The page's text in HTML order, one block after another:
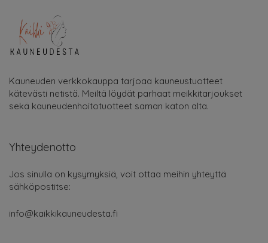
Kauneuden verkkokauppa tarjoaa kauneustuotteet
kätevästi netistä. Meiltä löydät parhaat meikkitarjoukset
sekä kauneudenhoitotuotteet saman katon alta.
Yhteydenotto
Jos sinulla on kysymyksiä, voit ottaa meihin yhteyttä
sähköpostitse:
info@kaikkikauneudesta.fi